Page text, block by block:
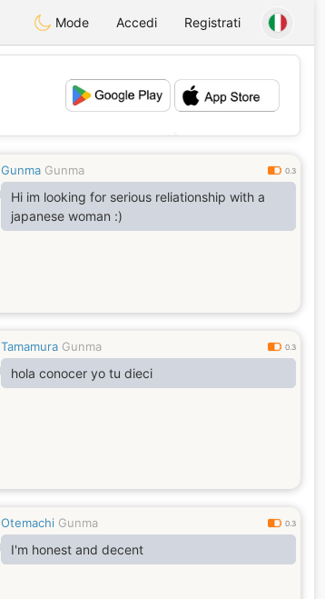
Mode Accedi Registrati
Gunma Gunma 0.3
Hi im looking for serious reliationship with a
japanese woman :)
Tamamura Gunma 0.3
hola conocer yo tu dieci
Otemachi Gunma 0.3
I'm honest and decent